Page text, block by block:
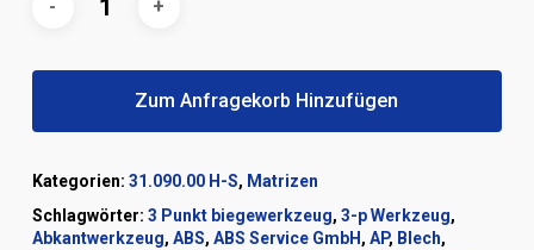
Zum Anfragekorb Hinzufügen
Kategorien: 31.090.00 H-S, Matrizen
Schlagwörter: 3 Punkt biegewerkzeug, 3-p Werkzeug,
Abkantwerkzeug, ABS, ABS Service GmbH , AP, Blech,